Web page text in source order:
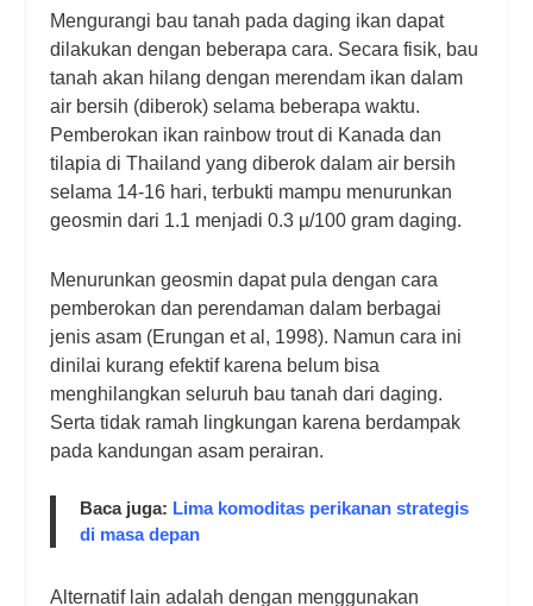
Mengurangi bau tanah pada daging ikan dapat
dilakukan dengan beberapa cara. Secara fisik, bau
tanah akan hilang dengan merendam ikan dalam
air bersih (diberok) selama beberapa waktu.
Pemberokan ikan rainbow trout di Kanada dan
tilapia di Thailand yang diberok dalam air bersih
selama 14-16 hari, terbukti mampu menurunkan
geosmin dari 1.1 menjadi 0.3 µ/100 gram daging.
Menurunkan geosmin dapat pula dengan cara
pemberokan dan perendaman dalam berbagai
jenis asam (Erungan et al, 1998). Namun cara ini
dinilai kurang efektif karena belum bisa
menghilangkan seluruh bau tanah dari daging.
Serta tidak ramah lingkungan karena berdampak
pada kandungan asam perairan.
Baca juga: Lima komoditas perikanan strategis
di masa depan
Alternatif lain adalah dengan menggunakan